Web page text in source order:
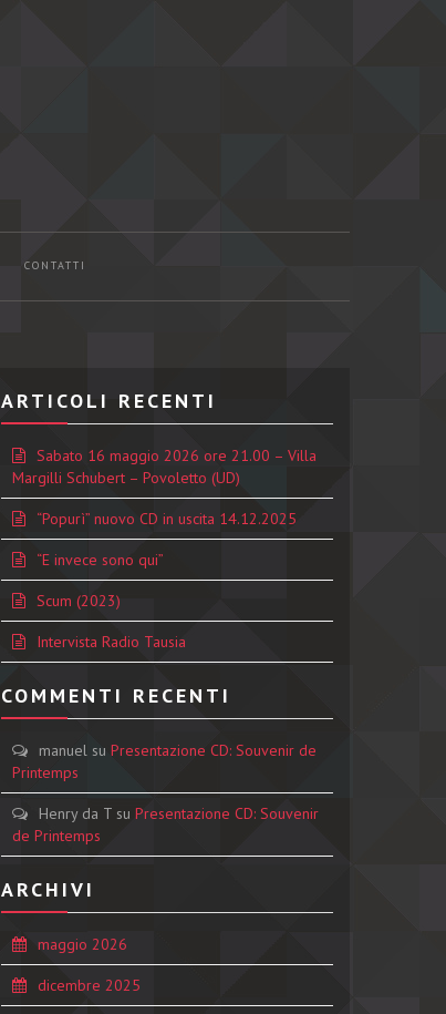
CONTATTI
ARTICOLI RECENTI
Sabato 16 maggio 2026 ore 21.00 – Villa
Margilli Schubert – Povoletto (UD)
“Popurì” nuovo CD in uscita 14.12.2025
“E invece sono qui”
Scum (2023)
Intervista Radio Tausia
COMMENTI RECENTI
manuel suPresentazione CD: Souvenir de
Printemps
Henry da T suPresentazione CD: Souvenir
de Printemps
ARCHIVI
maggio 2026
dicembre 2025